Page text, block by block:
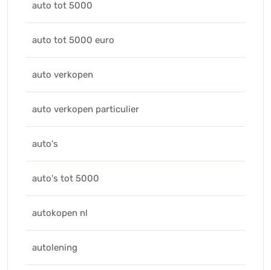
auto tot 5000
auto tot 5000 euro
auto verkopen
auto verkopen particulier
auto's
auto's tot 5000
autokopen nl
autolening